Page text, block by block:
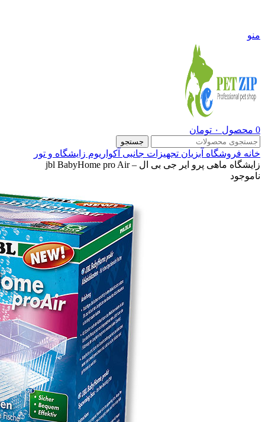
منو
0 محصول ۰ تومان
جستجو
خانه فروشگاه آبزیان تجهیزات جانبی آکواریوم زایشگاه و تور
زایشگاه ماهی پرو ایر جی بی ال – jbl BabyHome pro Air
ناموجود